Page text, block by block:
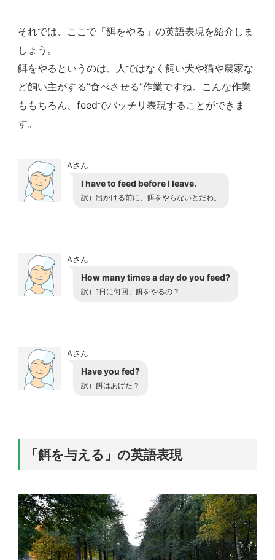
それでは、ここで「餌をやる」の英語表現を紹介しま
しょう。
餌をやるというのは、人ではなく飼い犬や猫や農家な
ど飼い主がする”食べさせる”作業ですね。こんな作業
ももちろん、feedでバッチリ表現することができま
す。
Aさん
I have to feed before I leave.
訳）出かける前に、餌をやらないとだわ。
Aさん
How many times a day do you feed?
訳）1日に何回、餌をやるの？
Aさん
Have you fed?
訳）餌はあげた？
「餌を与える」の英語表現